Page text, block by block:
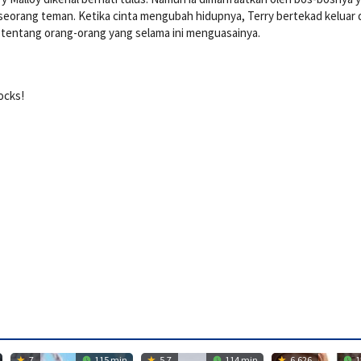
teman. Ketika cinta mengubah hidupnya, Terry bertekad keluar
orang-orang yang selama ini menguasainya.